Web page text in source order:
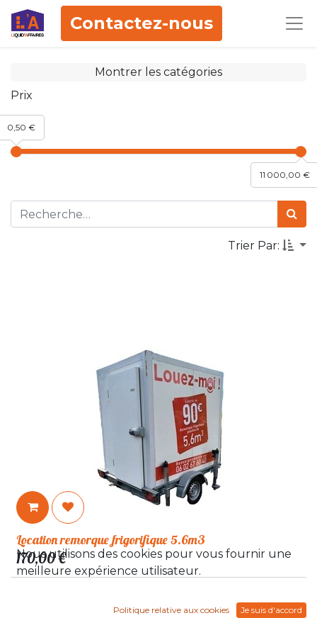
Contactez-nous
Montrer les catégories
Prix
11 000,00 €
0,50 €
Trier Par:
Location remorque frigorifique 5.6m3
170,00€
Nous utilisons des cookies pour vous fournir une
meilleure expérience utilisateur.
Politique relative aux cookies Je suis d'accord